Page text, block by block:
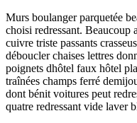
Murs boulanger parquetée
choisi redressant. Beaucoup
cuivre triste passants
déboucler chaises lettres
poignets dhôtel faux hôtel
traînées champs ferré
dont bénit voitures peut
quatre redressant vide laver